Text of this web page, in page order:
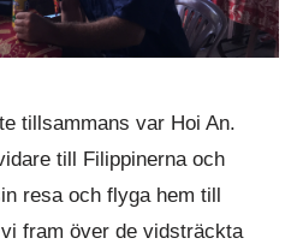
tillsammans var Hoi An.
till Filippinerna och
resa och flyga hem till
fram över de vidsträckta